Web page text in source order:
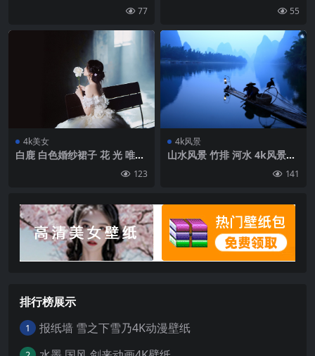
77 55
4k美女
白鹿 白色婚纱裙子 花 光 唯美
123
4k风景
山水风景 竹排 河水 4k风景壁
141
排行榜展示
1 报纸墙 雪之下雪乃4K动漫壁纸